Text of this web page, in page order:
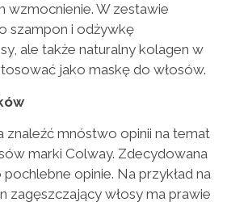
wzmocnienie. W zestawie
szampon i odżywkę
ale także naturalny kolagen w
jako maskę do włosów.
znaleźć mnóstwo opinii na temat
marki Colway. Zdecydowana
opinie. Na przykład na
zagęszczający włosy ma prawie